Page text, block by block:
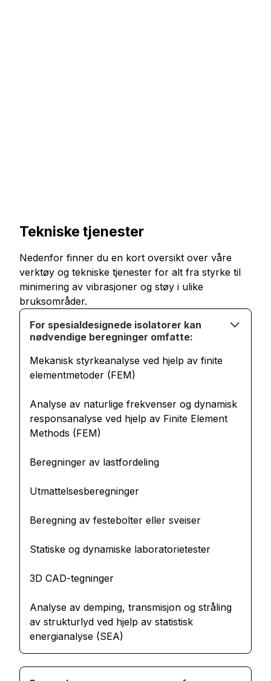
Tekniske tjenester
Nedenfor finner du en kort oversikt over våre
verktøy og tekniske tjenester for alt fra styrke til
minimering av vibrasjoner og støy i ulike
bruksområder.
For spesialdesignede isolatorer kan
nødvendige beregninger omfatte:
Mekanisk styrkeanalyse ved hjelp av finite
elementmetoder (FEM)
Analyse av naturlige frekvenser og dynamisk
responsanalyse ved hjelp av Finite Element
Methods (FEM)
Beregninger av lastfordeling
Utmattelsesberegninger
Beregning av festebolter eller sveiser
Statiske og dynamiske laboratorietester
3D CAD-tegninger
Analyse av demping, transmisjon og stråling
av strukturlyd ved hjelp av statistisk
energianalyse (SEA)